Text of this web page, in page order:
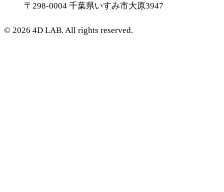
〒 298-0004 千葉県いすみ市大原3947
© 2026 4D LAB. All rights reserved.